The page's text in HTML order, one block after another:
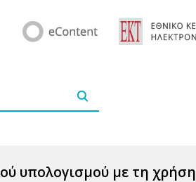
υπολογισμού με τη χρήση